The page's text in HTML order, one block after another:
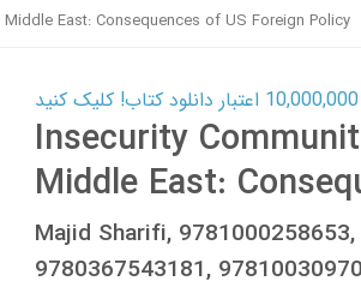
East: Consequences of US Foreign Policy
Insecurity
Middle East:
Majid Sharifi,
9780367543181,